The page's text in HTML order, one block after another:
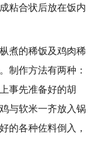
粘合状后放在饭内
煮的稀饭及鸡肉稀
制作方法有两种：
事先准备好的胡
与软米一齐放入锅
的各种佐料倒入，